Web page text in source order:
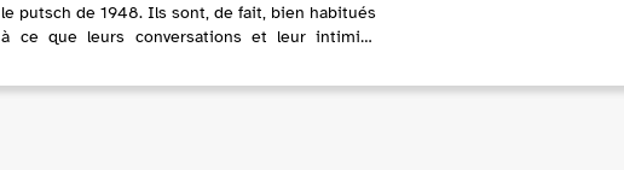
le putsch de 1948. Ils sont, de fait, bien habitués
à ce que leurs conversations et leur intimité